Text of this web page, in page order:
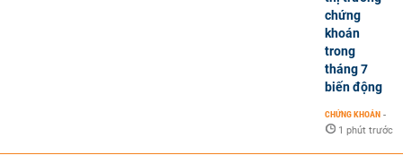
chứng
khoán
trong
tháng 7
biến động
CHỨNG KHOÁN -
1 phút trước